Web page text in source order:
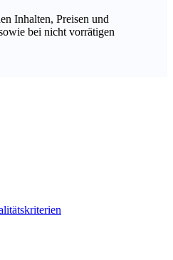
Inhalten, Preisen und
bei nicht vorrätigen